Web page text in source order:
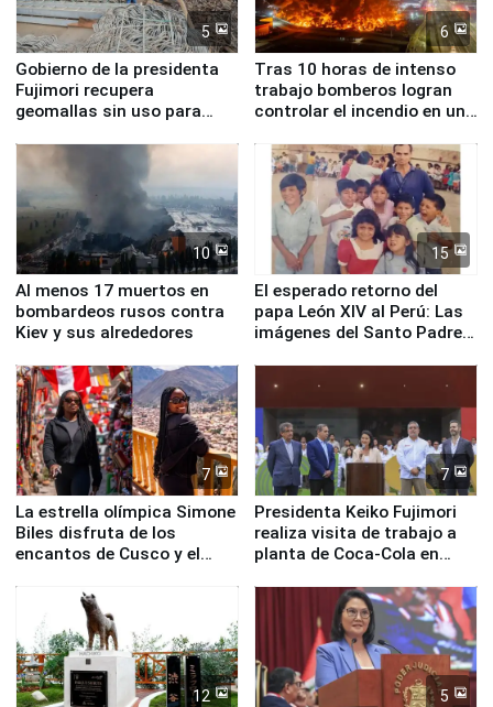
5
Gobierno de la presidenta
Fujimori recupera
geomallas sin uso para
Fenómeno El Niño
6
Tras 10 horas de intenso
trabajo bomberos logran
controlar el incendio en una
de Chile
10
Al menos 17 muertos en
bombardeos rusos contra
Kiev y sus alrededores
15
El esperado retorno del
papa León XIV al Perú: Las
imágenes del Santo Padre
7
La estrella olímpica Simone
Biles disfruta de los
encantos de Cusco y el
7
Presidenta Keiko Fujimori
realiza visita de trabajo a
planta de Coca-Cola en
12 5